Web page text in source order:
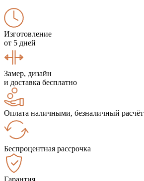
Изготовление
от 5 дней
Замер, дизайн
и доставка бесплатно
Оплата наличными, безналичный расчёт
Беспроцентная рассрочка
Гарантия